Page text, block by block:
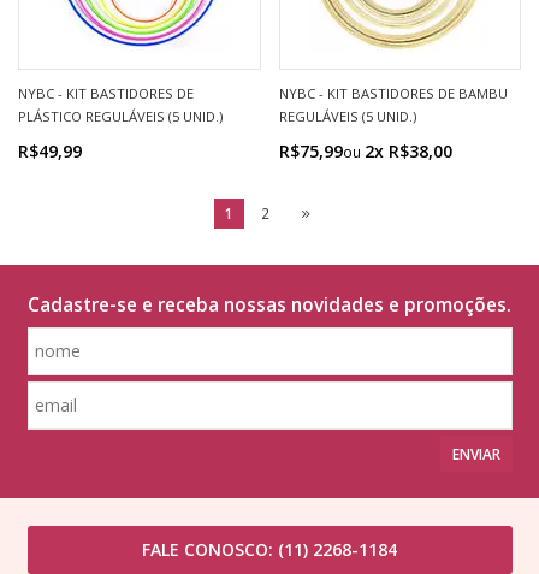
NYBC - KIT BASTIDORES DE
PLÁSTICO REGULÁVEIS (5 UNID.)
R$49,99
NYBC - KIT BASTIDORES DE BAMBU
REGULÁVEIS (5 UNID.)
R$75,99 2x R$38,00
1 2
Cadastre-se e receba nossas novidades e promoções.
ENVIAR
FALE CONOSCO: (11) 2268-1184